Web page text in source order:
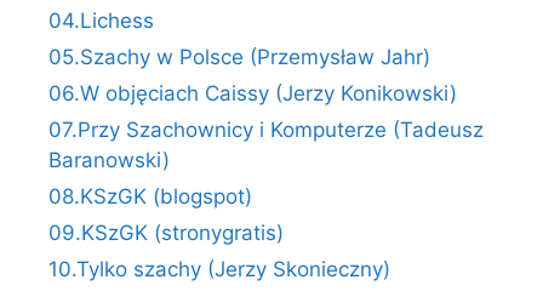
04.Lichess
05.Szachy w Polsce (Przemysław Jahr)
06.W objęciach Caissy (Jerzy Konikowski)
07.Przy Szachownicy i Komputerze (Tadeusz
Baranowski)
08.KSzGK (blogspot)
09.KSzGK (stronygratis)
10.Tylko szachy (Jerzy Skonieczny)